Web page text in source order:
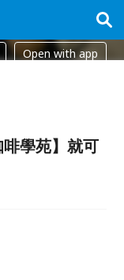
Open with app
學苑】就可